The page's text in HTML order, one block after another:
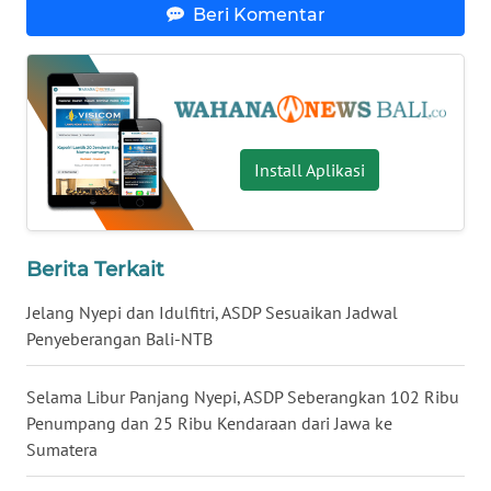
Beri Komentar
Install Aplikasi
Berita Terkait
Jelang Nyepi dan Idulfitri, ASDP Sesuaikan Jadwal
Penyeberangan Bali-NTB
Selama Libur Panjang Nyepi, ASDP Seberangkan 102 Ribu
Penumpang dan 25 Ribu Kendaraan dari Jawa ke
Sumatera
WN
PRIANGAN
TIMUR
WN
SEMARANG
WN
BOROBUDUR
MADURA